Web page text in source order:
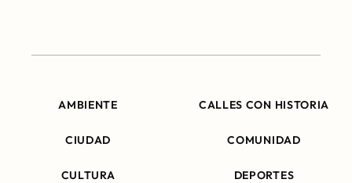
AMBIENTE CALLES CON HISTORIA
CIUDAD COMUNIDAD
CULTURA DEPORTES